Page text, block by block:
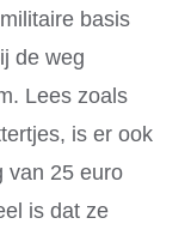
basis
de weg
Lees zoals
is er ook
van 25 euro
is dat ze